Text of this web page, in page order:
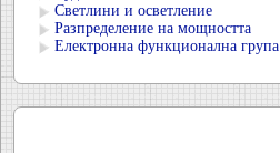
Светлини и осветление
Разпределение на мощността
Електронна функционална група